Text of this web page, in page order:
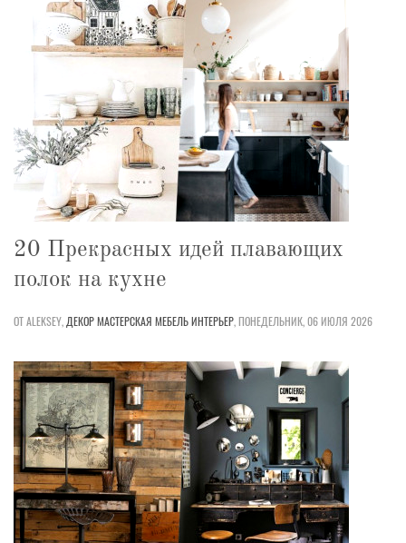
20 Прекрасных идей плавающих
полок на кухне
ОТ ALEKSEY, ДЕКОРМАСТЕРСКАЯ МЕБЕЛЬИНТЕРЬЕР,ПОНЕДЕЛЬНИК, 06 ИЮЛЯ 2026